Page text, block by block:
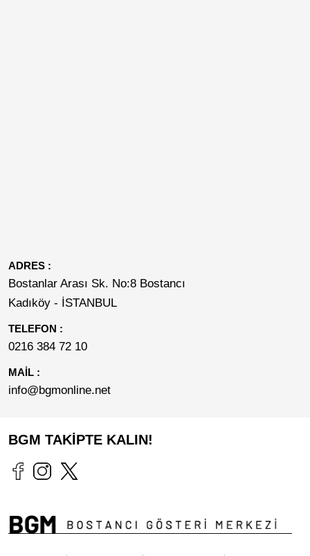
ADRES :
Bostanlar Arası Sk. No:8 Bostancı
Kadıköy - İSTANBUL
TELEFON :
0216 384 72 10
MAİL :
info@bgmonline.net
BGM TAKİPTE KALIN!